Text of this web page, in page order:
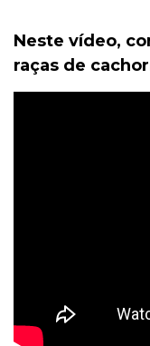
Neste vídeo,
raças de